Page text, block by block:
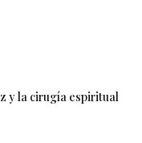
y la cirugía espiritual